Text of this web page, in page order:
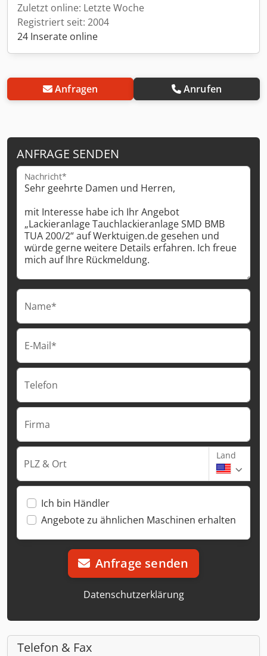
Zuletzt online: Letzte Woche
Registriert seit: 2004
24 Inserate online
Anfragen Anrufen
ANFRAGE SENDEN
Nachricht*
Name*
E-Mail*
Telefon
Firma
PLZ & Ort
Land
Ich bin Händler
Angebote zu ähnlichen Maschinen erhalten
Anfrage senden
Datenschutzerklärung
Telefon & Fax